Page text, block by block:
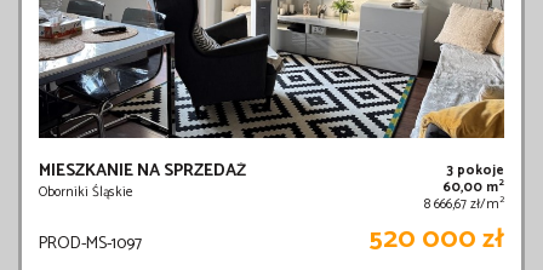
MIESZKANIE NA SPRZEDAŻ
Oborniki Śląskie
3 pokoje
60,00 m2
8 666,67 zł/m2
PROD-MS-1097 520 000 zł